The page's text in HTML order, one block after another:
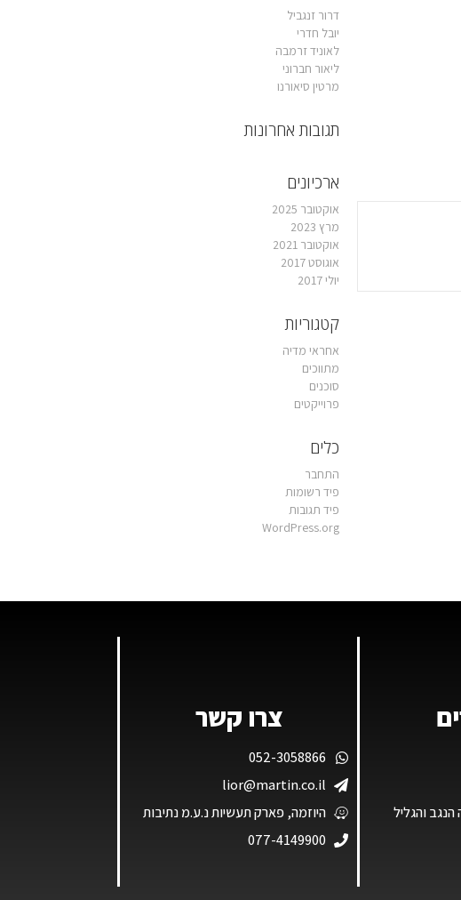
דרור זנגביל
יובל חדרי
לאוניד זרמבה
ליאור חברוני
מרטין סיאורנו
תגובות אחרונות
ארכיונים
אוקטובר 2025
מרץ 2023
אוקטובר 2021
אוגוסט 2017
יולי 2017
קטגוריות
אחראי מדיה
מתווכים
סוכנים
פרוייקטים
כלים
התחבר
פיד רשומות
פיד תגובות
WordPress.org
והגליל
צרו קשר
052-3058866
lior@martin.co.il
היוזמה, פארק תעשיות נ.ע.מ נתיבות
077-4149900